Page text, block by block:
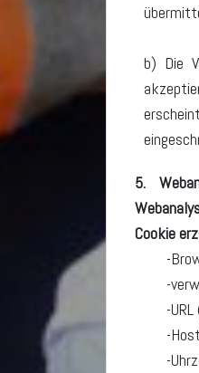
b) Die
5.
Cookie